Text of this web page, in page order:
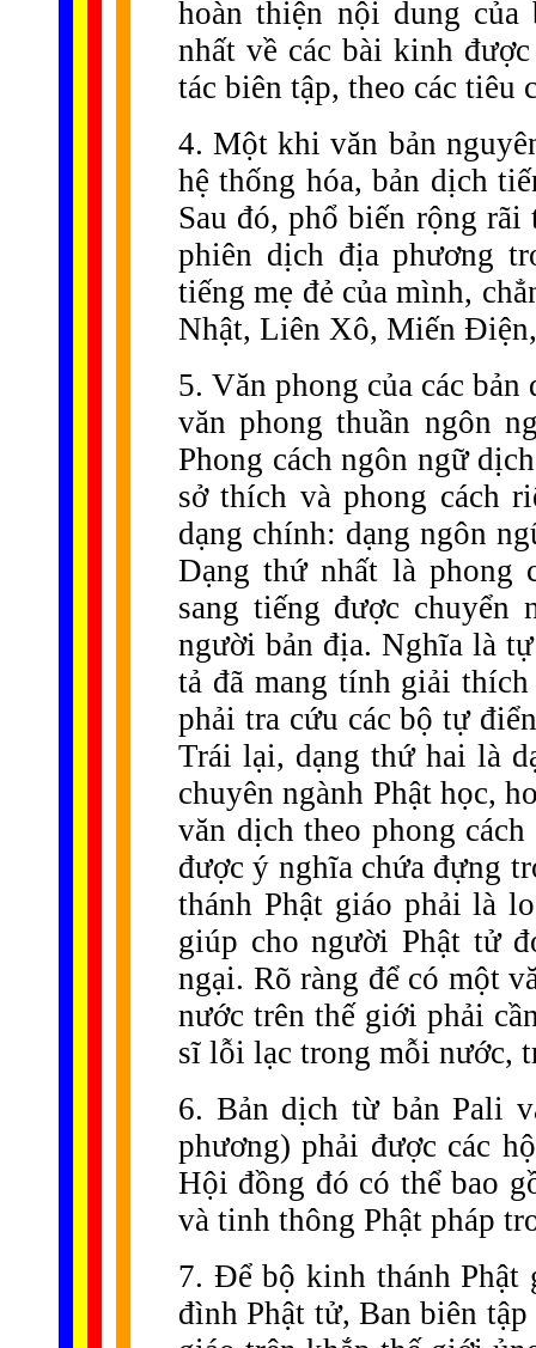
hoàn thiện nội dung
nhất về các bài kinh
tác biên tập, theo các tiêu
4. Một khi văn bản
hệ thống hóa, bản dịch
Sau đó, phổ biến rộng
phiên dịch địa phương
tiếng mẹ đẻ của mình,
Nhật, Liên Xô, Miến
5. Văn phong của các
văn phong thuần ngôn
Phong cách ngôn ngữ
sở thích và phong cách
dạng chính: dạng ngôn
Dạng thứ nhất là phong
sang tiếng được chuyển
người bản địa. Nghĩa là
tả đã mang tính giải
phải tra cứu các bộ tự
Trái lại, dạng thứ hai là
chuyên ngành Phật học,
văn dịch theo phong
được ý nghĩa chứa đựng
thánh Phật giáo phải là
giúp cho người Phật tử
ngại. Rõ ràng để có một
nước trên thế giới phải
sĩ lỗi lạc trong mỗi nước,
6. Bản dịch từ bản Pali
phương) phải được các
Hội đồng đó có thể bao
và tinh thông Phật pháp
7. Để bộ kinh thánh Phật
đình Phật tử, Ban biên